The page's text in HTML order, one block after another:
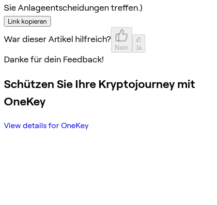
Sie Anlageentscheidungen treffen.)
Link kopieren
War dieser Artikel hilfreich?
Nein Ja
Danke für dein Feedback!
Schützen Sie Ihre Kryptojourney mit
OneKey
View details for OneKey